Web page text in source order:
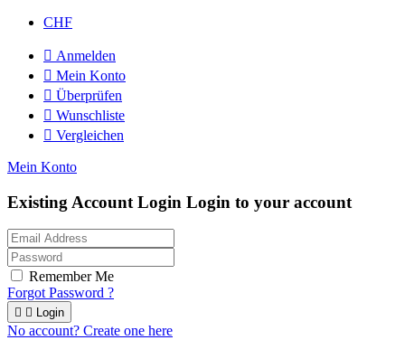
CHF
 Anmelden
 Mein Konto
 Überprüfen
 Wunschliste
 Vergleichen
Mein Konto
Existing Account Login Login to your account
Remember Me
Forgot Password ?
  Login
No account? Create one here